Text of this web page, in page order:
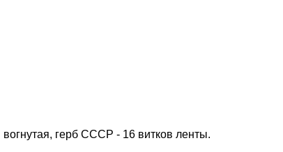
герб СССР - 16 витков ленты.